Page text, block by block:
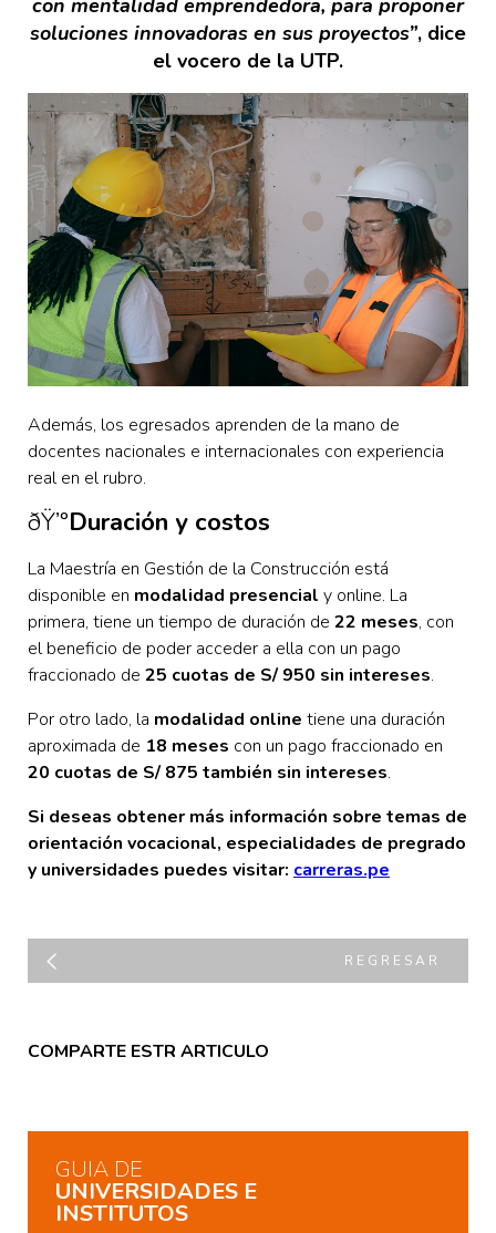
con mentalidad emprendedora, para proponer
soluciones innovadoras en sus proyectos”, dice
el vocero de la UTP.
Además, los egresados aprenden de la mano de
docentes nacionales e internacionales con experiencia
real en el rubro.
ðŸ’°Duración y costos
La Maestría en Gestión de la Construcción está
disponible en modalidad presencial y online. La
primera, tiene un tiempo de duración de 22 meses, con
el beneficio de poder acceder a ella con un pago
fraccionado de 25 cuotas de S/ 950 sin intereses.
Por otro lado, la modalidad online tiene una duración
aproximada de 18 meses con un pago fraccionado en
20 cuotas de S/ 875 también sin intereses.
Si deseas obtener más información sobre temas de
orientación vocacional, especialidades de pregrado
y universidades puedes visitar: carreras.pe
REGRESAR
COMPARTE ESTR ARTICULO
GUIA DE
UNIVERSIDADES E
INSTITUTOS